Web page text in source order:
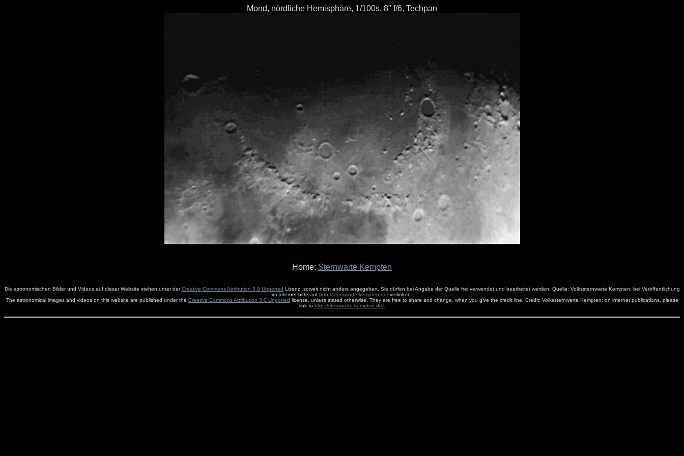
Mond, nördliche Hemisphäre, 1/100s, 8" f/6, Techpan
Home: Sternwarte Kempten
Die astronomischen Bilder und Videos auf dieser Website stehen unter derCreative Commons Attribution 3.0 Unported Lizenz, soweit nicht anders angegeben. Sie dürfen bei Angabe der Quelle frei verwendet und bearbeitet werden. Quelle: Volkssternwarte Kempten; bei Veröffentlichung
im Internet bitte auf http://sternwarte-kempten.de/ verlinken.
The astronomical images and videos on this website are published under the Creative Commons Attribution 3.0 Unported license, unless stated otherwise. They are free to share and change, when you give the credit line. Credit: Volkssternwarte Kempten; on internet publications, please
link to http://sternwarte-kempten.de/.